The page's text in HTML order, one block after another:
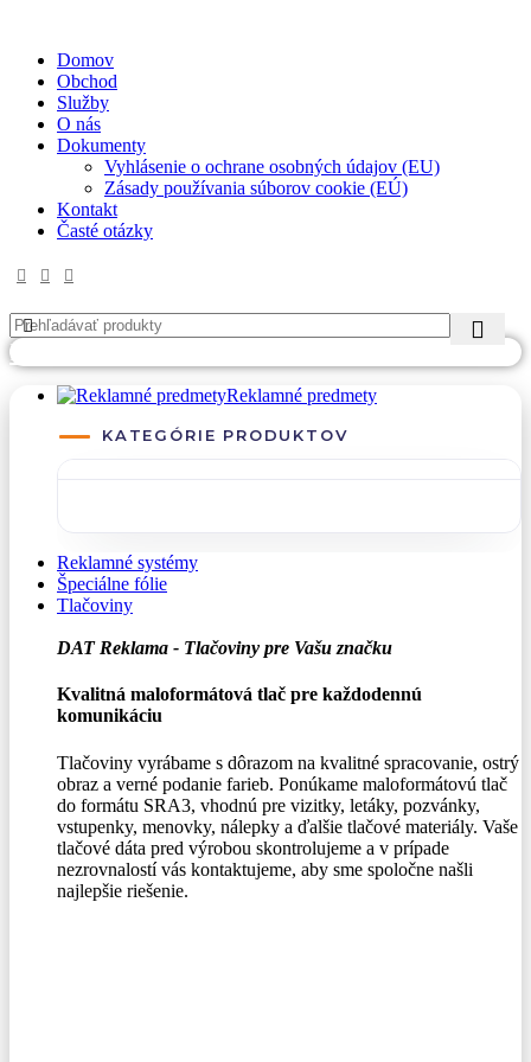
Domov
Obchod
Služby
O nás
Dokumenty
Vyhlásenie o ochrane osobných údajov (EU)
Zásady používania súborov cookie (EÚ)
Kontakt
Časté otázky
PREJSŤ NA DATREKLAMA.SK
Reklamné predmety
KATEGÓRIE PRODUKTOV
Reklamné systémy
Špeciálne fólie
Tlačoviny
DAT Reklama - Tlačoviny pre Vašu značku
Kvalitná maloformátová tlač pre každodennú
komunikáciu
Tlačoviny vyrábame s dôrazom na kvalitné spracovanie, ostrý
obraz a verné podanie farieb. Ponúkame maloformátovú tlač
do formátu SRA3, vhodnú pre vizitky, letáky, pozvánky,
vstupenky, menovky, nálepky a ďalšie tlačové materiály. Vaše
tlačové dáta pred výrobou skontrolujeme a v prípade
nezrovnalostí vás kontaktujeme, aby sme spoločne našli
najlepšie riešenie.